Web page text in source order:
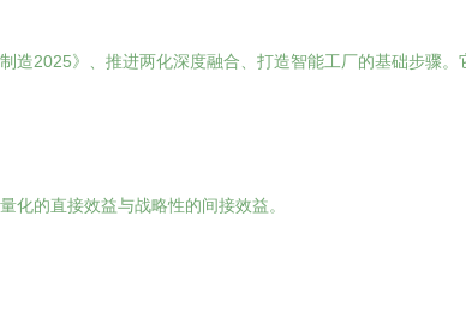
造2025》、推进两化深度融合、打造智能工厂的基础步骤
化的直接效益与战略性的间接效益。